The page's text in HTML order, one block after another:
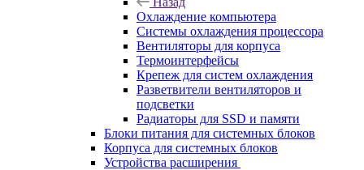
Охлаждение компьютера
Системы охлаждения процессора
Вентиляторы для корпуса
Термоинтерфейсы
Крепеж для систем охлаждения
Разветвители вентиляторов и
подсветки
Радиаторы для SSD и памяти
Блоки питания для системных блоков
Корпуса для системных блоков
Устройства расширения